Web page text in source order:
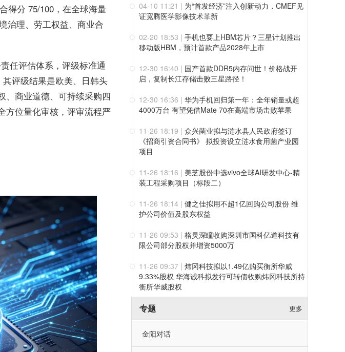
得分 75/100，在全球海量
治理、劳工权益、商业合
任评估体系，评级标准通
评级结果是欧美、日韩头
、商业道德、可持续采购四
方位量化审核，评审流程严
04-10 11:21 | 为“首发经济”注入创新动力，CMEF见
证宽腾医学影像技术革新
02-20 18:53 | 手机也要上HBM芯片？三星计划推出
移动版HBM，预计首款产品2028年上市
12-30 16:40 | 国产首款DDR5内存问世！价格战开
启，复制长江存储击败三星路径！
12-30 16:36 | 华为手机回归第一年：全年销量或超
4000万台 有望凭借Mate 70在高端市场击败苹果
11-26 18:19 | 众兴菌业拟与涟水县人民政府签订
《招商引资合同书》 拟投资设立涟水食用菌产业园
项目
11-26 18:16 | 美芝股份中选vivo全球AI研发中心-精
装工程采购项目（标段二）
11-26 18:14 | 健之佳拟用不超1亿回购公司股份 维
护公司价值及股东权益
11-26 09:53 | 格灵深瞳收购深圳市国科亿道科技有
限公司部分股权并增资5000万
11-26 09:37 | 炜冈科技拟以1.49亿购买衡所华威
9.33%股权 华海诚科拟发行可转债收购炜冈科技所持
衡所华威股权
专题 更多
金阳对话